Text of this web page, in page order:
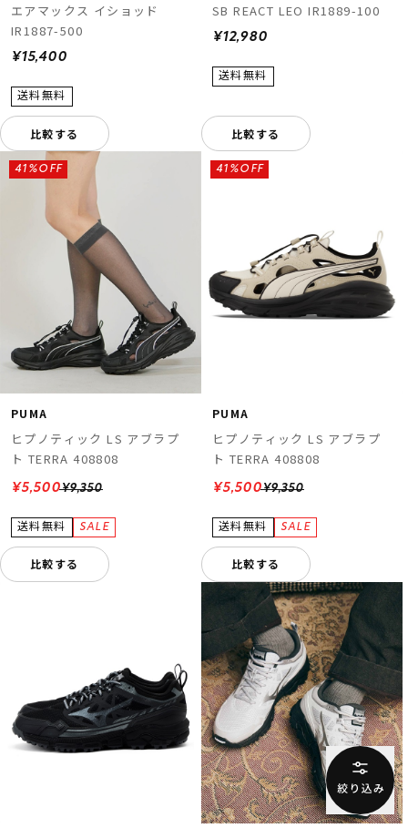
エアマックス イショッド
IR1887-500
¥15,400
比較する
SB REACT LEO IR1889-100
¥12,980
比較する
PUMA
ヒプノティック LS アブラプ
ト TERRA 408808
¥9,350
41%OFF
¥5,500
比較する
PUMA
ヒプノティック LS アブラプ
ト TERRA 408808
¥9,350
41%OFF
¥5,500
比較する